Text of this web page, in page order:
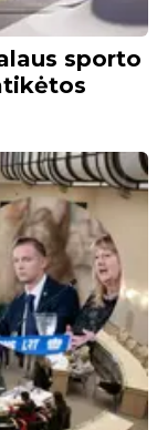
sporto